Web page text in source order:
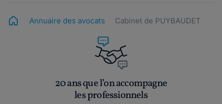
Annuaire des avocats Cabinet de PUYBAUDET
20 ans que l’on accompagne
les professionnels